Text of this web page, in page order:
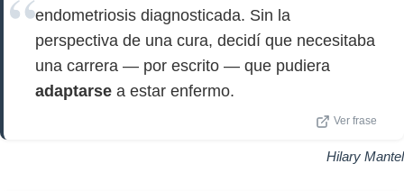
endometriosis diagnosticada. Sin la
perspectiva de una cura, decidí que necesitaba
una carrera — por escrito — que pudiera
adaptarse a estar enfermo.
Ver frase
Hilary Mantel